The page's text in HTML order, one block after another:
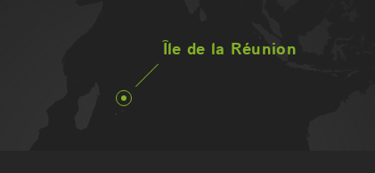
Île de la Réunion